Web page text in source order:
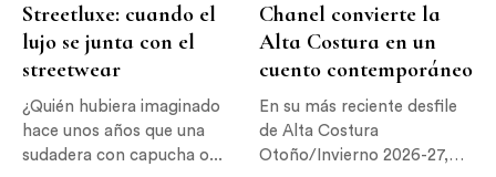
Streetluxe: cuando el
lujo se junta con el
streetwear
¿Quién hubiera imaginado
hace unos años que una
sudadera con capucha o...
Chanel convierte la
Alta Costura en un
cuento contemporáneo
En su más reciente desfile
de Alta Costura
Otoño/Invierno 2026-27,